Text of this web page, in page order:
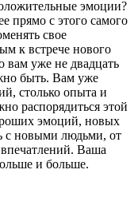
эмоции?
прямо с этого самого
свое
к встрече нового
вам уже не двадцать
быть. Вам уже
столько опыта и
распорядиться этой
эмоций, новых
с новыми людьми, от
Ваша
и больше.